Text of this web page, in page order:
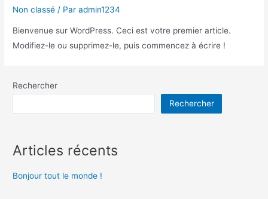
Non classé / Paradmin1234
Bienvenue sur WordPress. Ceci est votre premier article.
Modifiez-le ou supprimez-le, puis commencez à écrire !
Rechercher
Rechercher
Articles récents
Bonjour tout le monde !